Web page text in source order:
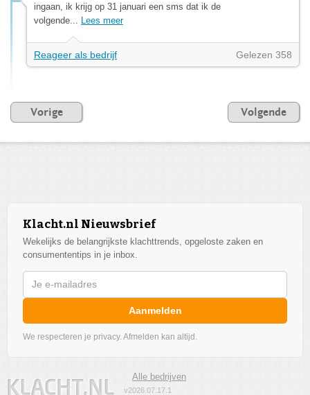
ingaan, ik krijg op 31 januari een sms dat ik de
volgende... Lees meer
Reageer als bedrijf Gelezen 358
Vorige Volgende
Klacht.nl Nieuwsbrief
Wekelijks de belangrijkste klachttrends, opgeloste zaken en
consumententips in je inbox.
Aanmelden
We respecteren je privacy. Afmelden kan altijd.
Alle bedrijven
v2026.07.17.1